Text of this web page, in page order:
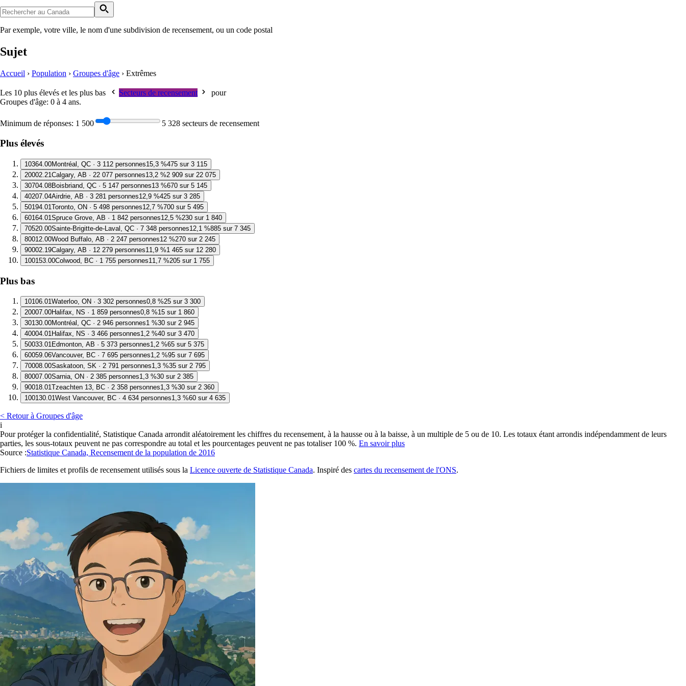
Par exemple, votre ville, le nom d'une subdivision de recensement, ou un code postal
Sujet
Accueil › Population › Groupes d'âge › Extrêmes
Les 10 plus élevés et les plus bas Secteurs de recensement
pour
Groupes d'âge: 0 à 4 ans.
Minimum de réponses: 1 500 5 328 secteurs de recensement
Plus élevés
1 0364.00Montréal, QC · 3 112 personnes15,3 %475 sur 3 115
20002.21 Calgary, AB · 22 077 personnes13,2 %2 909 sur 22 075
30704.08Boisbriand, QC · 5 147 personnes13 %670 sur 5 145
40207.04Airdrie, AB · 3 281 personnes12,9 %425 sur 3 285
50194.01 Toronto, ON · 5 498 personnes12,7 %700 sur 5 495
60164.01 Spruce Grove, AB · 1 842 personnes12,5 %230 sur 1 840
70520.00Sainte-Brigitte-de-Laval, QC · 7 348 personnes12,1 %885 sur 7 345
80012.00Wood Buffalo, AB · 2 247 personnes12 %270 sur 2 245
90002.19Calgary, AB · 12 279 personnes11,9 %1 465 sur 12 280
100153.00Colwood, BC · 1 755 personnes11,7 %205 sur 1 755
Plus bas
10106.01Waterloo, ON · 3 302 personnes0,8 %25 sur 3 300
20007.00Halifax, NS · 1 859 personnes0,8 %15 sur 1 860
30130.00Montréal, QC · 2 946 personnes1 %30 sur 2 945
40004.01Halifax, NS · 3 466 personnes1,2 %40 sur 3 470
50033.01Edmonton, AB · 5 373 personnes1,2 %65 sur 5 375
60059.06Vancouver, BC · 7 695 personnes1,2 %95 sur 7 695
70008.00Saskatoon, SK · 2 791 personnes1,3 %35 sur 2 795
80007.00Sarnia, ON · 2 385 personnes1,3 %30 sur 2 385
90018.01Tzeachten 13, BC · 2 358 personnes1,3 %30 sur 2 360
100130.01West Vancouver, BC · 4 634 personnes1,3 %60 sur 4 635
< Retour à Groupes d'âge
i
Pour protéger la confidentialité, Statistique Canada arrondit aléatoirement les chiffres du recensement, à la hausse ou à la baisse, à un multiple de 5 ou de 10. Les totaux étant arrondis indépendamment de leurs
parties, les sous-totaux peuvent ne pas correspondre au total et les pourcentages peuvent ne pas totaliser 100 %. En savoir plus
Source :Statistique Canada, Recensement de la population de 2016
Fichiers de limites et profils de recensement utilisés sous la Licence ouverte de Statistique Canada. Inspiré des cartes du recensement de l'ONS.